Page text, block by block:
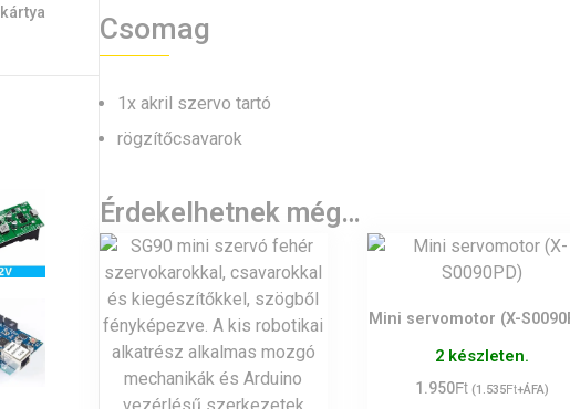
Csomag
1x akril szervo tartó
rögzítőcsavarok
Érdekelhetnek még…
Mini servomotor (X-
2 készleten.
1.950Ft (1.535Ft+ÁFA)